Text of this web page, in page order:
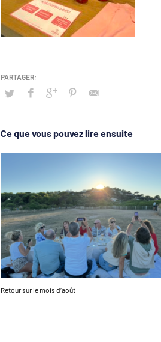
Ce que vous pouvez lire ensuite
Retour sur le mois d’août